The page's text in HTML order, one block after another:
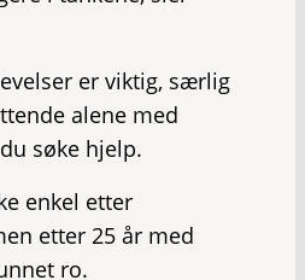
er viktig, særlig
alene med
søke hjelp.
enkel etter
etter 25 år med
ro.